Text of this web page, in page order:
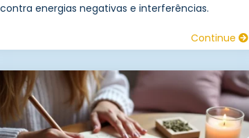
contra energias negativas e interferências.
Continue